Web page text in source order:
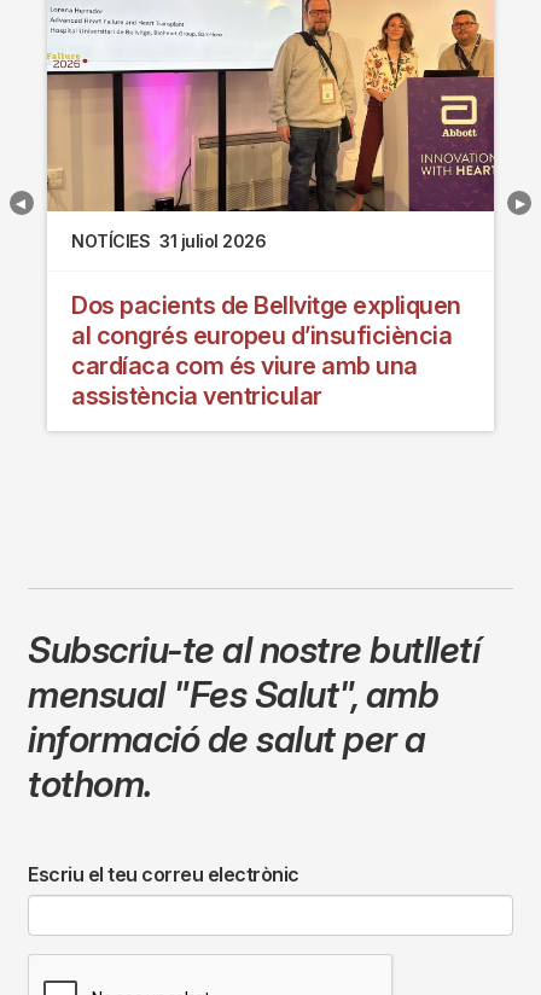
NOTÍCIES 31 juliol 2026
Dos pacients de Bellvitge expliquen
al congrés europeu d’insuficiència
cardíaca com és viure amb una
assistència ventricular
Subscriu-te al nostre butlletí
mensual "Fes Salut",amb
informació de salut per a
tothom.
Escriu el teu correu electrònic